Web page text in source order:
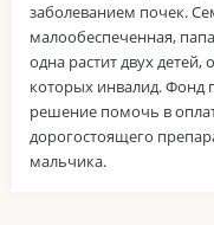
заболеванием почек.
малообеспеченная,
одна растит двух детей,
которых инвалид. Фонд
решение помочь в
дорогостоящего
мальчика.